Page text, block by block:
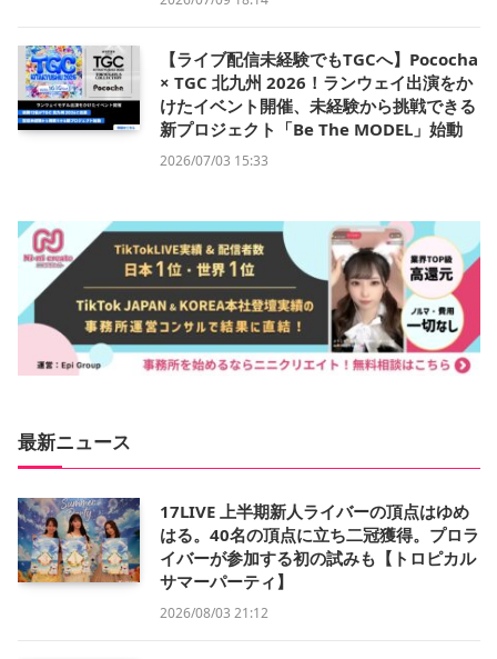
【ライブ配信未経験でもTGCへ】Pococha
× TGC 北九州 2026！ランウェイ出演をか
けたイベント開催、未経験から挑戦できる
新プロジェクト「Be The MODEL」始動
2026/07/03 15:33
最新ニュース
17LIVE 上半期新人ライバーの頂点はゆめ
はる。40名の頂点に立ち二冠獲得。プロラ
イバーが参加する初の試みも【トロピカル
サマーパーティ】
2026/08/03 21:12